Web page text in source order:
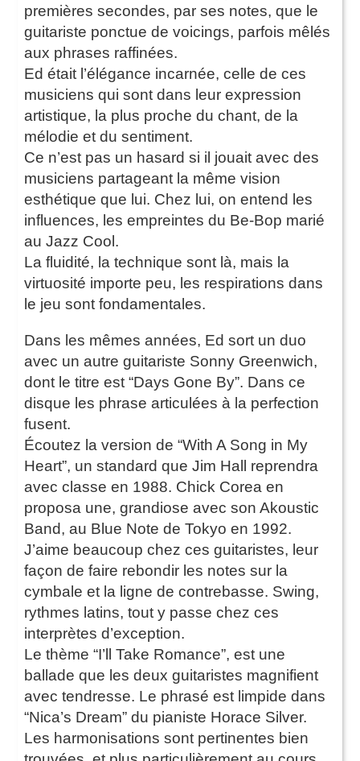
premières secondes, par ses notes, que le
guitariste ponctue de voicings, parfois mêlés
aux phrases raffinées.
Ed était l’élégance incarnée, celle de ces
musiciens qui sont dans leur expression
artistique, la plus proche du chant, de la
mélodie et du sentiment.
Ce n’est pas un hasard si il jouait avec des
musiciens partageant la même vision
esthétique que lui. Chez lui, on entend les
influences, les empreintes du Be-Bop marié
au Jazz Cool.
La fluidité, la technique sont là, mais la
virtuosité importe peu, les respirations dans
le jeu sont fondamentales.
Dans les mêmes années, Ed sort un duo
avec un autre guitariste Sonny Greenwich,
dont le titre est “Days Gone By”. Dans ce
disque les phrase articulées à la perfection
fusent.
Écoutez la version de “With A Song in My
Heart”, un standard que Jim Hall reprendra
avec classe en 1988. Chick Corea en
proposa une, grandiose avec son Akoustic
Band, au Blue Note de Tokyo en 1992.
J’aime beaucoup chez ces guitaristes, leur
façon de faire rebondir les notes sur la
cymbale et la ligne de contrebasse. Swing,
rythmes latins, tout y passe chez ces
interprètes d’exception.
Le thème “I’ll Take Romance”, est une
ballade que les deux guitaristes magnifient
avec tendresse. Le phrasé est limpide dans
“Nica’s Dream” du pianiste Horace Silver.
Les harmonisations sont pertinentes bien